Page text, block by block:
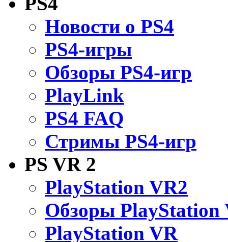
Новости о PS4
PS4-игры
Обзоры PS4-игр
PlayLink
PS4 FAQ
Стримы PS4-игр
PS VR 2
PlayStation VR2
Обзоры PlayStation
PlayStation VR